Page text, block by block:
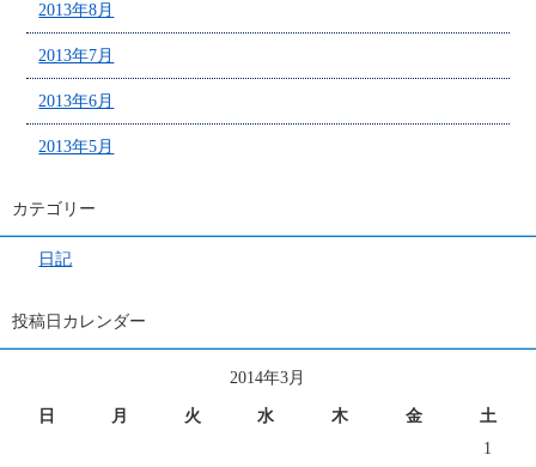
2013年8月
2013年7月
2013年6月
2013年5月
カテゴリー
日記
投稿日カレンダー
2014年3月
日 月 火 水 木 金 土
1